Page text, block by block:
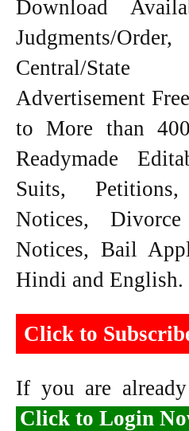
Download
Judgments/
Central/
Advertisement
to More than
Readymade
Suits,
Notices,
Notices, Bail
Hindi and English.
Click to
If you are
Click to Login